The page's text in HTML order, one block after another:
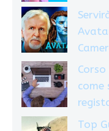
come
Top